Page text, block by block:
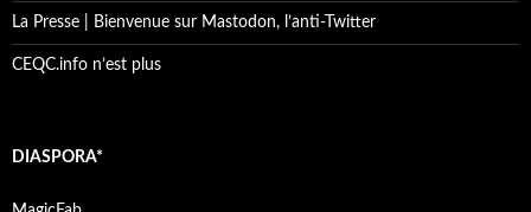
La Presse | Bienvenue sur Mastodon, l’anti-Twitter
CEQC.info n’est plus
DIASPORA*